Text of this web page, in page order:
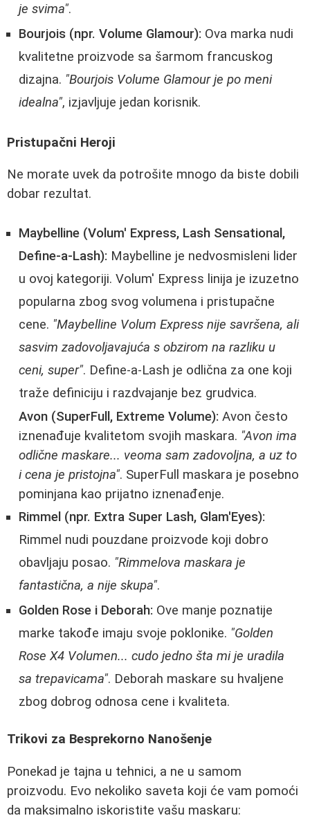
je svima".
Bourjois (npr. Volume Glamour): Ova marka nudi
kvalitetne proizvode sa šarmom francuskog
dizajna. "Bourjois Volume Glamour je po meni
idealna", izjavljuje jedan korisnik.
Pristupačni Heroji
Ne morate uvek da potrošite mnogo da biste dobili
dobar rezultat.
Maybelline (Volum' Express, Lash Sensational,
Define-a-Lash): Maybelline je nedvosmisleni lider
u ovoj kategoriji. Volum' Express linija je izuzetno
popularna zbog svog volumena i pristupačne
cene. "Maybelline Volum Express nije savršena, ali
sasvim zadovoljavajuća s obzirom na razliku u
ceni, super". Define-a-Lash je odlična za one koji
traže definiciju i razdvajanje bez grudvica.
Avon (SuperFull, Extreme Volume): Avon često
iznenađuje kvalitetom svojih maskara. "Avon ima
odlične maskare... veoma sam zadovoljna, a uz to
i cena je pristojna". SuperFull maskara je posebno
pominjana kao prijatno iznenađenje.
Rimmel (npr. Extra Super Lash, Glam'Eyes):
Rimmel nudi pouzdane proizvode koji dobro
obavljaju posao. "Rimmelova maskara je
fantastična, a nije skupa".
Golden Rose i Deborah: Ove manje poznatije
marke takođe imaju svoje poklonike. "Golden
Rose X4 Volumen... cudo jedno šta mi je uradila
sa trepavicama". Deborah maskare su hvaljene
zbog dobrog odnosa cene i kvaliteta.
Trikovi za Besprekorno Nanošenje
Ponekad je tajna u tehnici, a ne u samom
proizvodu. Evo nekoliko saveta koji će vam pomoći
da maksimalno iskoristite vašu maskaru: